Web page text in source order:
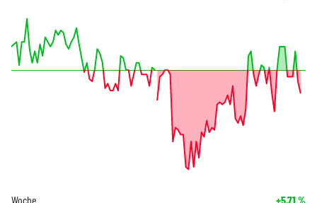
Woche +5,71 %